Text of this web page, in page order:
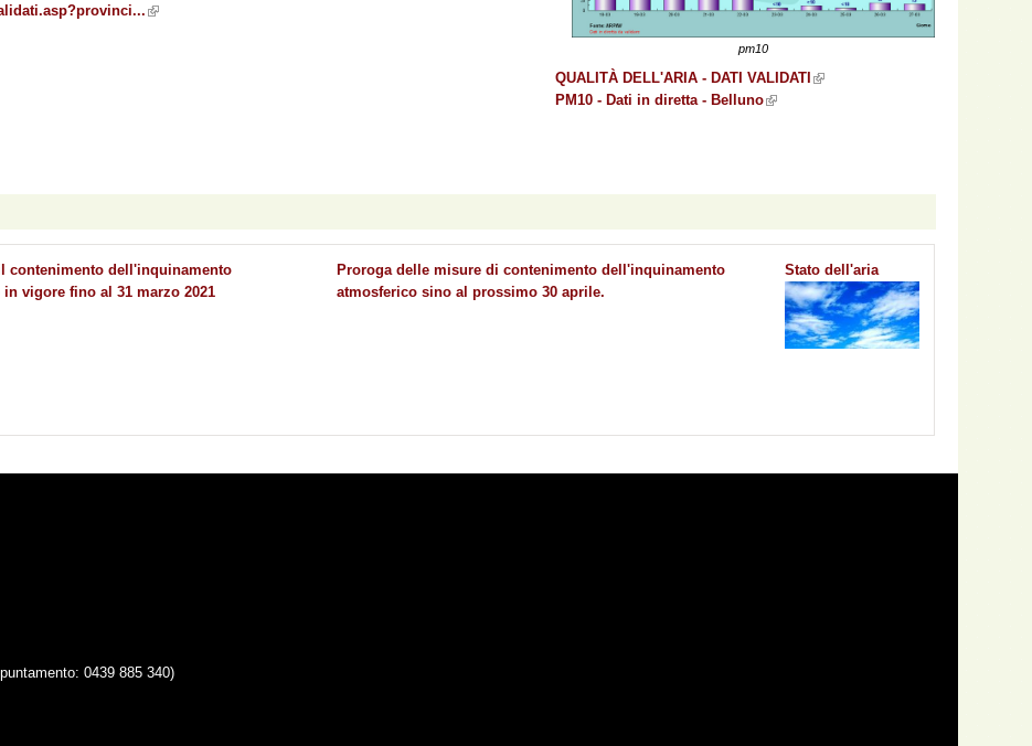
(link is external)
pm10
QUALITÀ DELL'ARIA - DATI VALIDATI (link is external)
PM10 - Dati in diretta - Belluno(link is external)
contenimento dell'inquinamento
vigore fino al 31 marzo 2021
Proroga delle misure di contenimento dell'inquinamento
atmosferico sino al prossimo 30 aprile.
Stato dell'aria
0439 885 340)